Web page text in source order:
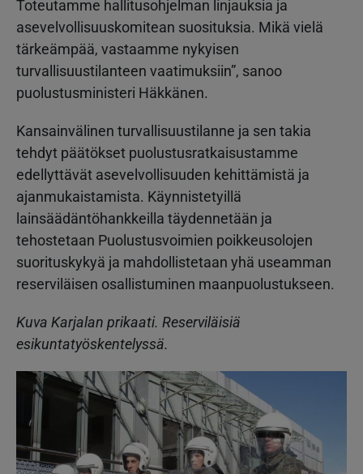
Toteutamme hallitusohjelman linjauksia ja
asevelvollisuuskomitean suosituksia. Mikä vielä
tärkeämpää, vastaamme nykyisen
turvallisuustilanteen vaatimuksiin”, sanoo
puolustusministeri Häkkänen.
Kansainvälinen turvallisuustilanne ja sen takia
tehdyt päätökset puolustusratkaisustamme
edellyttävät asevelvollisuuden kehittämistä ja
ajanmukaistamista. Käynnistetyillä
lainsäädäntöhankkeilla täydennetään ja
tehostetaan Puolustusvoimien poikkeusolojen
suorituskykyä ja mahdollistetaan yhä useamman
reserviläisen osallistuminen maanpuolustukseen.
Kuva Karjalan prikaati. Reserviläisiä
esikuntatyöskentelyssä.
Kuva